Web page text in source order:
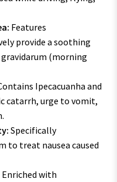
Features
provide a soothing
(morning
Ipecacuanha and
catarrh, urge to vomit,
Specifically
to treat nausea caused
Enriched with